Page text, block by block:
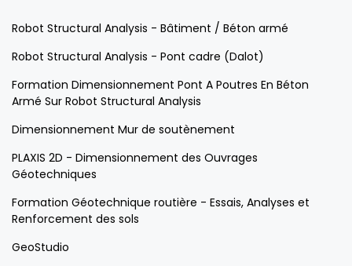
Robot Structural Analysis - Bâtiment / Béton armé
Robot Structural Analysis - Pont cadre (Dalot)
Formation Dimensionnement Pont A Poutres En Béton
Armé Sur Robot Structural Analysis
Dimensionnement Mur de soutènement
PLAXIS 2D - Dimensionnement des Ouvrages
Géotechniques
Formation Géotechnique routière - Essais, Analyses et
Renforcement des sols
GeoStudio